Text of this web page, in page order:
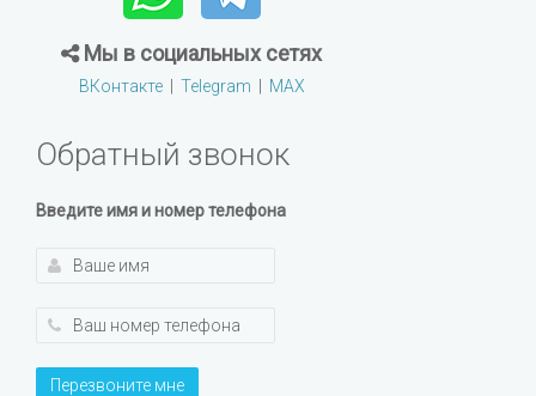
Мы в социальных сетях
ВКонтакте| Telegram | MAX
Обратный звонок
Введите имя и номер телефона
Перезвоните мне